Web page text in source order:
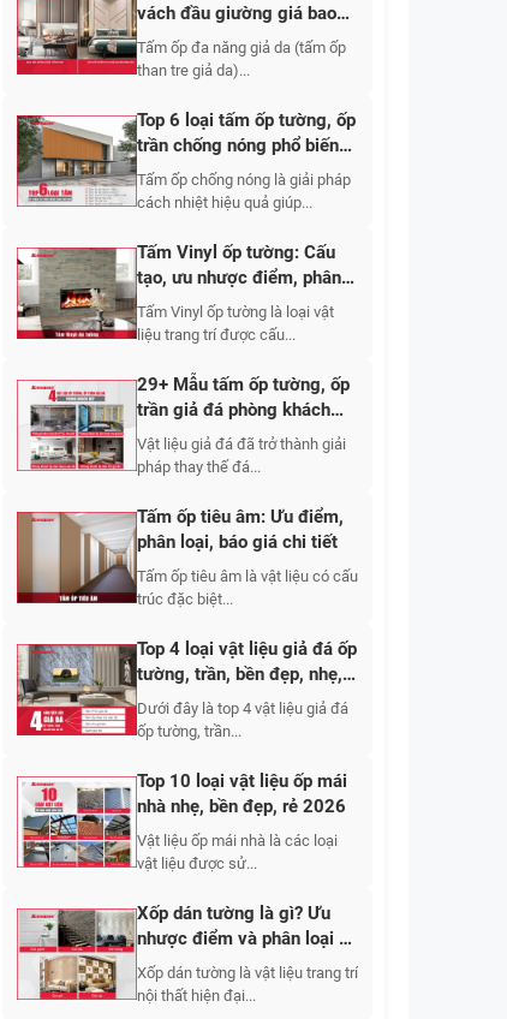
vách đầu giường giá bao
nhiêu? Mẫu nào đẹp?
Tấm ốp đa năng giả da (tấm ốp
than tre giả da)...
Top 6 loại tấm ốp tường, ốp
trần chống nóng phổ biến
2026
Tấm ốp chống nóng là giải pháp
cách nhiệt hiệu quả giúp...
Tấm Vinyl ốp tường: Cấu
tạo, ưu nhược điểm, phân
loại, giá thành
Tấm Vinyl ốp tường là loại vật
liệu trang trí được cấu...
29+ Mẫu tấm ốp tường, ốp
trần giả đá phòng khách
đẹp
Vật liệu giả đá đã trở thành giải
pháp thay thế đá...
Tấm ốp tiêu âm: Ưu điểm,
phân loại, báo giá chi tiết
Tấm ốp tiêu âm là vật liệu có cấu
trúc đặc biệt...
Top 4 loại vật liệu giả đá ốp
tường, trần, bền đẹp, nhẹ,
giá tốt 2026
Dưới đây là top 4 vật liệu giả đá
ốp tường, trần...
Top 10 loại vật liệu ốp mái
nhà nhẹ, bền đẹp, rẻ 2026
Vật liệu ốp mái nhà là các loại
vật liệu được sử...
Xốp dán tường là gì? Ưu
nhược điểm và phân loại cụ
thể
Xốp dán tường là vật liệu trang trí
nội thất hiện đại...